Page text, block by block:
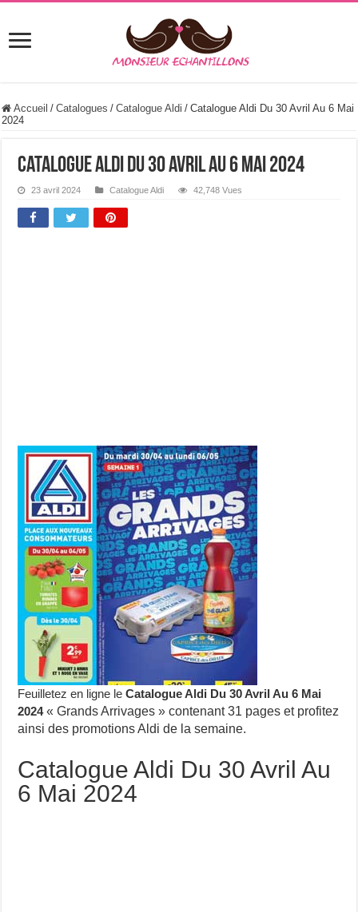
Accueil / Catalogues / Catalogue Aldi / Catalogue Aldi Du 30 Avril Au 6 Mai
2024
Catalogue Aldi Du 30 Avril Au 6 Mai 2024
23 avril 2024 Catalogue Aldi 42,748 Vues
Feuilletez en ligne leCatalogue Aldi Du 30 Avril Au 6 Mai
2024« Grands Arrivages » contenant 31 pages et profitez
ainsi des promotions Aldi de la semaine.
Catalogue Aldi Du 30 Avril Au
6 Mai 2024